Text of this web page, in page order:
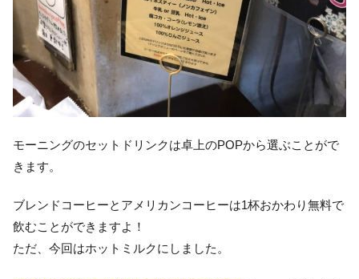
モーニングのセットドリンクは卓上のPOPから選ぶことがで
きます。
ブレンドコーヒーとアメリカンコーヒーは1杯おかわり無料で
飲むことができますよ！
ただ、今回はホットミルクにしました。